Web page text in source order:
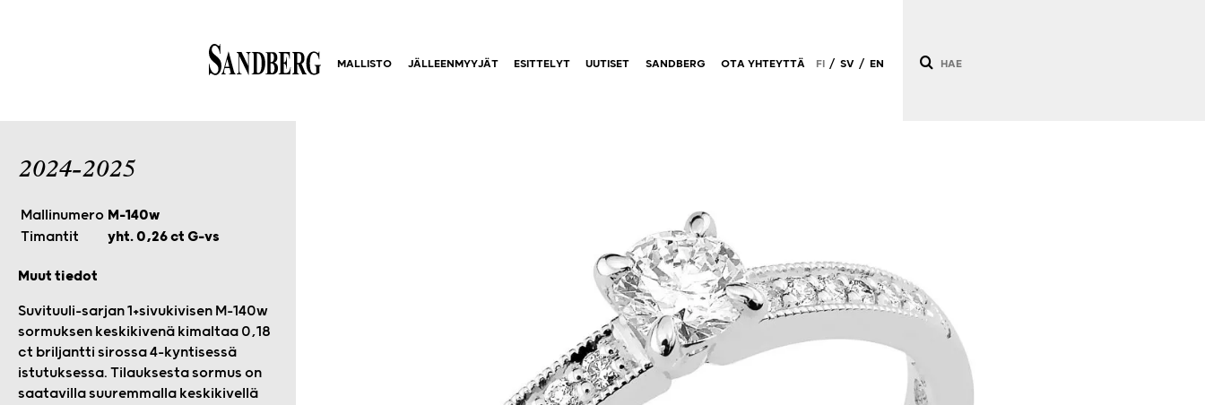
2024-2025
Mallinumero M-140w
Timantit
yht. 0,26 ct G-vs
Muut tiedot
Suvituuli-sarjan 1+sivukivisen M-140w
sormuksen keskikivenä kimaltaa 0,18
ct briljantti sirossa 4-kyntisessä
istutuksessa. Tilauksesta sormus on
saatavilla suuremmalla keskikivellä
MALLISTO JÄLLEENMYYJÄT ESITTELYT UUTISET SANDBERG OTA YHTEYTTÄ FI / SV / EN